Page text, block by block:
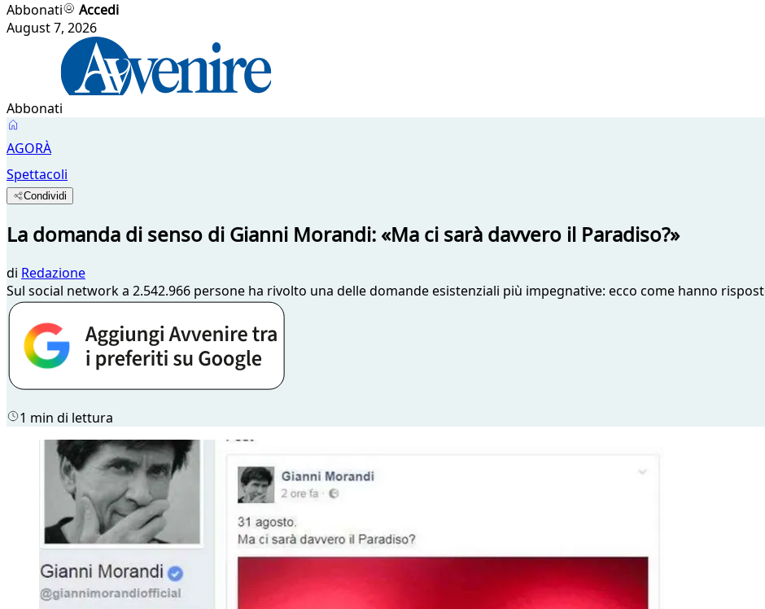
Abbonati
Accedi
August 7, 2026
Abbonati
AGORÀ
Spettacoli
Condividi
La domanda di senso di Gianni Morandi: «Ma ci sarà davvero il Paradiso?»
di Redazione
Sul social network a 2.542.966 persone ha rivolto una delle domande esistenziali più impegnative: ecco come hanno
1 min di lettura